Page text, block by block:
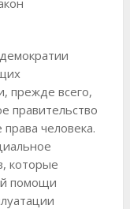
прежде всего,
правительство
человека.
которые
помощи